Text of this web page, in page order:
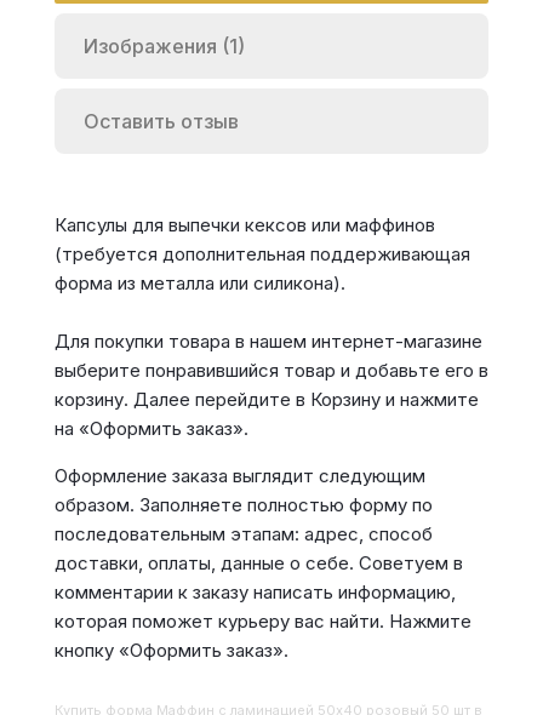
Изображения (1)
Оставить отзыв
Капсулы для выпечки кексов или маффинов
(требуется дополнительная поддерживающая
форма из металла или силикона).
Для покупки товара в нашем интернет-магазине
выберите понравившийся товар и добавьте его в
корзину. Далее перейдите в Корзину и нажмите
на «Оформить заказ».
Оформление заказа выглядит следующим
образом. Заполняете полностью форму по
последовательным этапам: адрес, способ
доставки, оплаты, данные о себе. Советуем в
комментарии к заказу написать информацию,
которая поможет курьеру вас найти. Нажмите
кнопку «Оформить заказ».
Купить Форма Маффин с ламинацией 50х40 розовый 50 штв